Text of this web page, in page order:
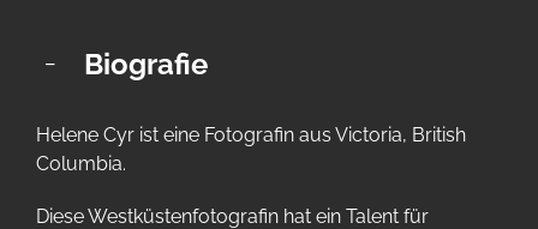
Biografie
Helene Cyr ist eine Fotografin aus Victoria, British
Columbia.
Diese Westküstenfotografin hat ein Talent für